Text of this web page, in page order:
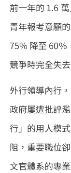
前一年的 1.6
青年報考意願
75% 降至 60%
競爭時完全失
外行領導內行
政府屢遭批評
行」的用人模
阻，重要職位
文官體系的專